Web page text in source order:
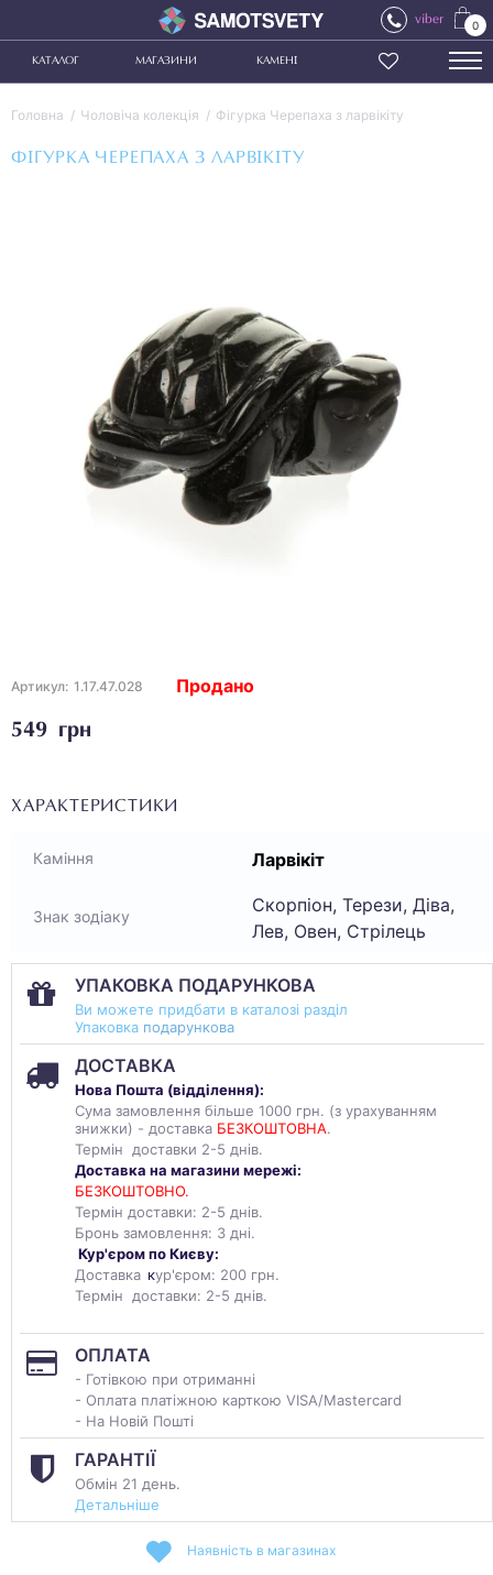
viber 0
КАТАЛОГ МАГАЗИНИ КАМЕНІ
Головна Чоловіча колекція Фігурка Черепаха з ларвікіту
ФІГУРКА ЧЕРЕПАХА З ЛАРВІКІТУ
Артикул: 1.17.47.028
549 грн
Продано
ХАРАКТЕРИСТИКИ
Каміння Ларвікіт
Знак зодіаку
Скорпіон, Терези, Діва,
Лев, Овен, Стрілець
УПАКОВКА ПОДАРУНКОВА
Ви можете придбати в каталозі разділ
Упаковка подарункова
ДОСТАВКА
Нова Пошта (відділення):
Сума замовлення більше 1000 грн. (з урахуванням
знижки) - доставка БЕЗКОШТОВНА.
Термін доставки 2-5 днів.
Доставка на магазини мережі:
БЕЗКОШТОВНО.
Термін доставки: 2-5 днів.
Бронь замовлення: 3 дні.
Кур'єром по Києву:
Доставка кур'єром: 200 грн.
Термін доставки: 2-5 днів.
ОПЛАТА
- Готівкою при отриманні
- Оплата платіжною карткою VISA/Mastercard
- На Новій Пошті
ГАРАНТІЇ
Обмін 21 день.
Детальніше
Наявність в магазинах